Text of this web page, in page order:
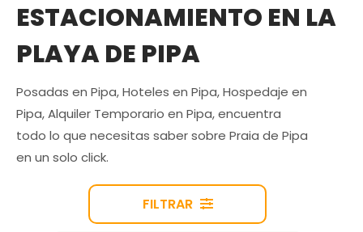
ESTACIONAMIENTO EN LA
PLAYA DE PIPA
Posadas en Pipa, Hoteles en Pipa, Hospedaje en
Pipa, Alquiler Temporario en Pipa, encuentra
todo lo que necesitas saber sobre Praia de Pipa
en un solo click.
FILTRAR